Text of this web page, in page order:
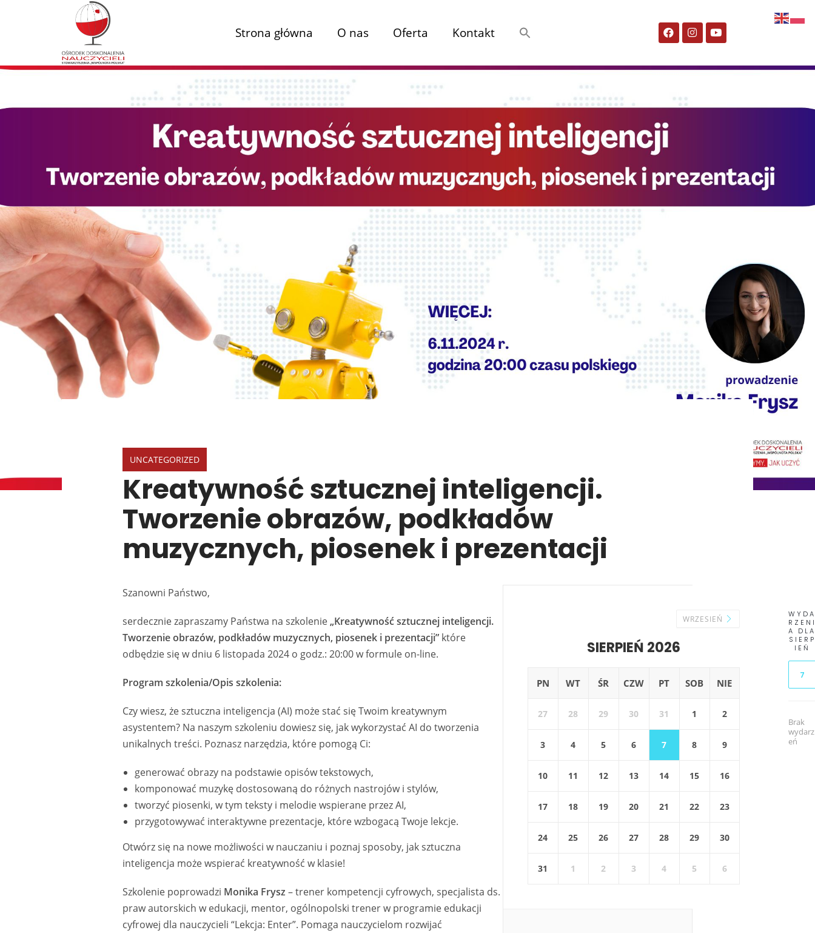
Strona główna O nas Oferta Kontakt
UNCATEGORIZED
Kreatywność sztucznej inteligencji.
Tworzenie obrazów, podkładów
muzycznych, piosenek i prezentacji
Szanowni Państwo,
serdecznie zapraszamy Państwa na szkolenie„Kreatywność sztucznej inteligencji.
Tworzenie obrazów, podkładów muzycznych, piosenek i prezentacji” które
odbędzie się w dniu 6 listopada 2024 o godz.: 20:00 w formule on-line.
Program szkolenia/Opis szkolenia:
Czy wiesz, że sztuczna inteligencja (AI) może stać się Twoim kreatywnym
asystentem? Na naszym szkoleniu dowiesz się, jak wykorzystać AI do tworzenia
unikalnych treści. Poznasz narzędzia, które pomogą Ci:
generować obrazy na podstawie opisów tekstowych,
komponować muzykę dostosowaną do różnych nastrojów i stylów,
tworzyć piosenki, w tym teksty i melodie wspierane przez AI,
przygotowywać interaktywne prezentacje, które wzbogacą Twoje lekcje.
Otwórz się na nowe możliwości w nauczaniu i poznaj sposoby, jak sztuczna
inteligencja może wspierać kreatywność w klasie!
Szkolenie poprowadzi Monika Frysz – trener kompetencji cyfrowych, specjalista ds.
praw autorskich w edukacji, mentor, ogólnopolski trener w programie edukacji
cyfrowej dla nauczycieli “Lekcja: Enter”. Pomaga nauczycielom rozwijać
SIERPIEŃ 2026
WRZESIEŃ
PN WT ŚR CZW PT SOB NIE
27 28 29 30 31 1 2
3 4 5 6 7 8 9
10 11 12 13 14 15 16
17 18 19 20 21 22 23
24 25 26 27 28 29 30
31 1 2 3 4 5 6
A
SIERP
IEŃ
7
Brak
wydarz
eń